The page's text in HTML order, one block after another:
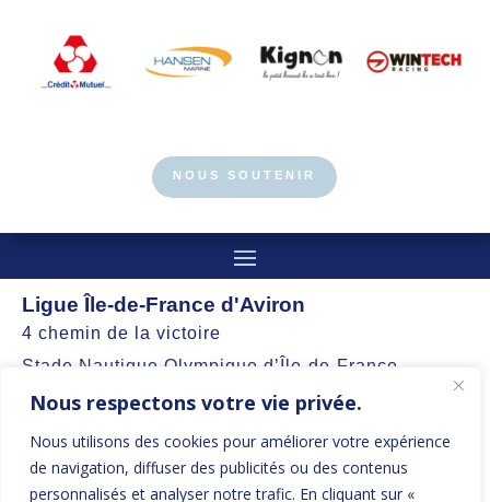
Nous respectons votre vie privée.
Nous utilisons des cookies pour améliorer votre expérience
de navigation, diffuser des publicités ou des contenus
personnalisés et analyser notre trafic. En cliquant sur «
NOUS SOUTENIR
Ligue Île-de-France d'Aviron
4 chemin de la victoire
Stade Nautique Olympique d’Île-de-France
77360 Vaires-sur-Marne
contact@aviron-iledefrance.org